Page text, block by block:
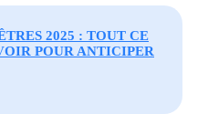
2025 : TOUT CE
POUR ANTICIPER